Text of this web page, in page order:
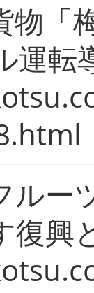
「
運転
ー
復興